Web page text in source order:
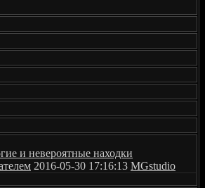
и невероятные находки
2016-05-30 17:16:13 MGstudio